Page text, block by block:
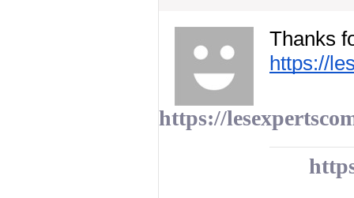
https://
Thanks
https://